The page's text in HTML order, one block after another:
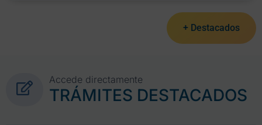
+ Destacados
Accede directamente
TRÁMITES DESTACADOS